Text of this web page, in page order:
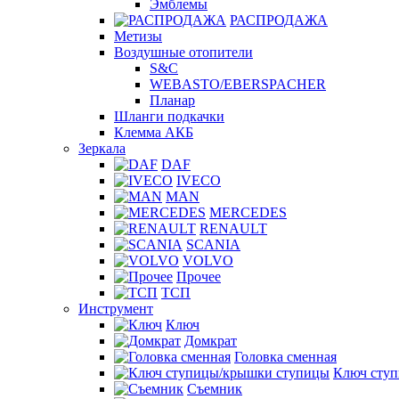
Эмблемы
РАСПРОДАЖА
Метизы
Воздушные отопители
S&C
WEBASTO/EBERSPACHER
Планар
Шланги подкачки
Клемма АКБ
Зеркала
DAF
IVECO
MAN
MERCEDES
RENAULT
SCANIA
VOLVO
Прочее
ТСП
Инструмент
Ключ
Домкрат
Головка сменная
Ключ
Съемник